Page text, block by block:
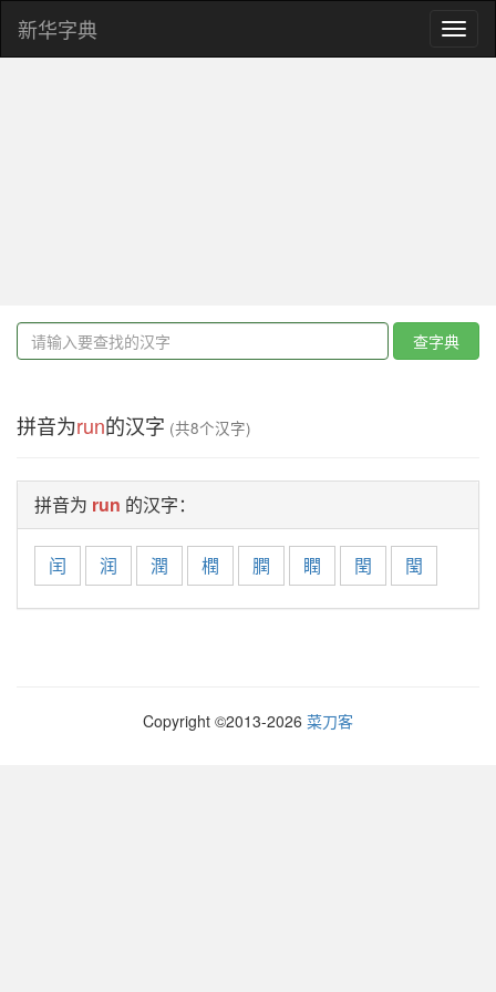
新华字典
查字典
拼音为run的汉字 (共8个汉字)
拼音为 run 的汉字：
闰 润 潤 橍 膶 瞤 閏 閠
Copyright ©2013-2026 菜刀客